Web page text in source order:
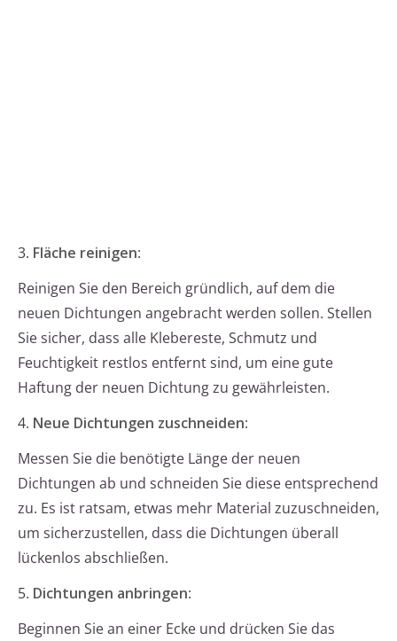
3. Fläche reinigen:
Reinigen Sie den Bereich gründlich, auf dem die
neuen Dichtungen angebracht werden sollen. Stellen
Sie sicher, dass alle Klebereste, Schmutz und
Feuchtigkeit restlos entfernt sind, um eine gute
Haftung der neuen Dichtung zu gewährleisten.
4. Neue Dichtungen zuschneiden:
Messen Sie die benötigte Länge der neuen
Dichtungen ab und schneiden Sie diese entsprechend
zu. Es ist ratsam, etwas mehr Material zuzuschneiden,
um sicherzustellen, dass die Dichtungen überall
lückenlos abschließen.
5. Dichtungen anbringen:
Beginnen Sie an einer Ecke und drücken Sie das